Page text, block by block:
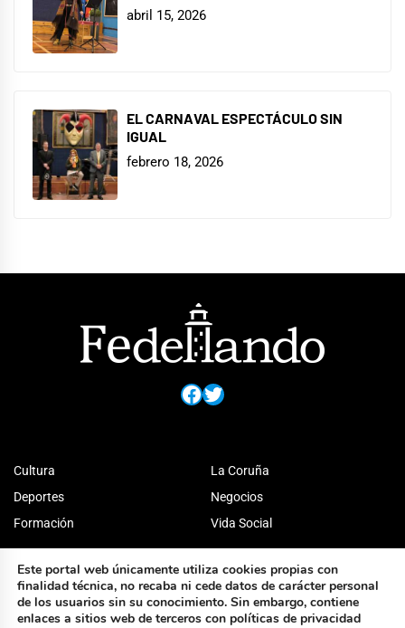
abril 15, 2026
EL CARNAVAL ESPECTÁCULO SIN
IGUAL
febrero 18, 2026
Facebook
Twitter
Cultura
Deportes
Formación
La Coruña
Negocios
Vida Social
Este portal web únicamente utiliza cookies propias con
finalidad técnica, no recaba ni cede datos de carácter personal
de los usuarios sin su conocimiento. Sin embargo, contiene
enlaces a sitios web de terceros con políticas de privacidad